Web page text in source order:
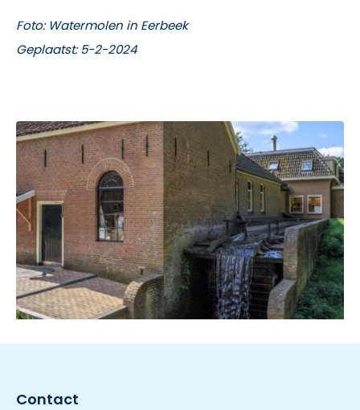
Foto: Watermolen in Eerbeek
Geplaatst: 5-2-2024
Contact